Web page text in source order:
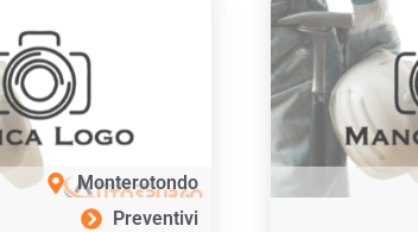
Monterotondo
Preventivi